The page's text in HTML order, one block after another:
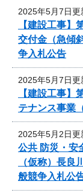
2025年5月7日更
【建設工事
交付金（急傾
争入札公告
2025年5月7日更
【建設工事
テナンス事業
2025年5月2日更
公共 防災・安
（仮称）長良
般競争入札公